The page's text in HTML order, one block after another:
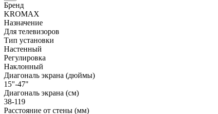
Бренд
KROMAX
Назначение
Для телевизоров
Тип установки
Настенный
Регулировка
Наклонный
Диагональ экрана (дюймы)
15"-47"
Диагональ экрана (см)
38-119
Расстояние от стены (мм)